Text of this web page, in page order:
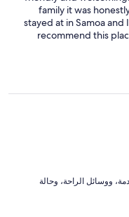
family it was
stayed at in Samoa and
recommend this
عناصر نالت الإعجاب: ⁦العاملون ومستوى الخدمة⁩، و⁦وسائل الراحة⁩، و⁦حالة